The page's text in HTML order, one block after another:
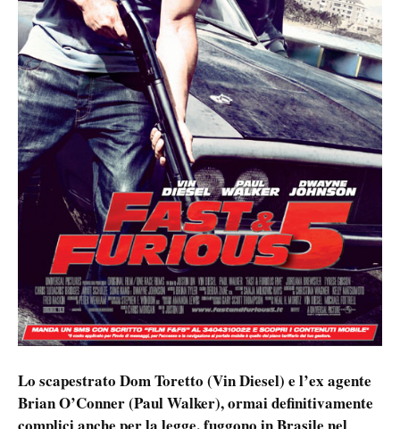
Lo scapestrato Dom Toretto (Vin Diesel) e l’ex agente
Brian O’Conner (Paul Walker), ormai definitivamente